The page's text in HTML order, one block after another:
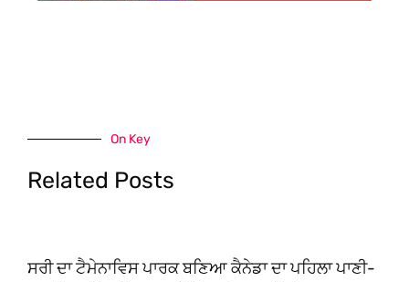
On Key
Related Posts
ਸਰੀ ਦਾ ਟੈਮੇਨਾਵਿਸ ਪਾਰਕ ਬਣਿਆ ਕੈਨੇਡਾ ਦਾ ਪਹਿਲਾ ਪਾਣੀ-